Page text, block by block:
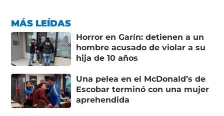
MÁS LEÍDAS
Horror en Garín: detienen a un
hombre acusado de violar a su
hija de 10 años
Una pelea en el McDonald’s de
Escobar terminó con una mujer
aprehendida